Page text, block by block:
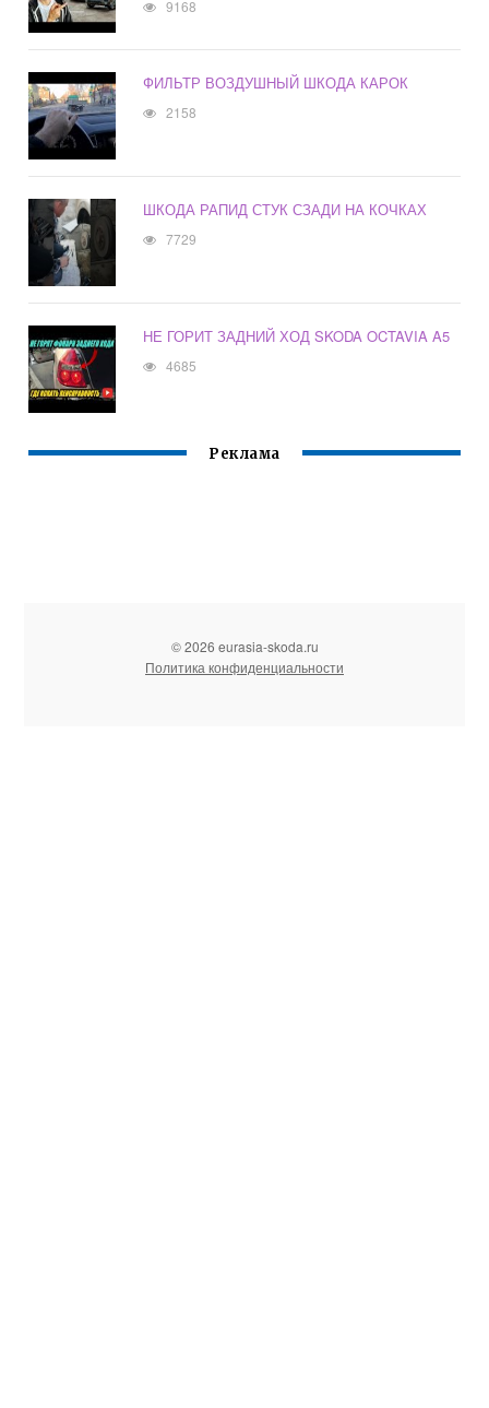
9168
ФИЛЬТР ВОЗДУШНЫЙ ШКОДА КАРОК
2158
ШКОДА РАПИД СТУК СЗАДИ НА КОЧКАХ
7729
НЕ ГОРИТ ЗАДНИЙ ХОД SKODA OCTAVIA A5
4685
Реклама
© 2026 eurasia-skoda.ru
Политика конфиденциальности